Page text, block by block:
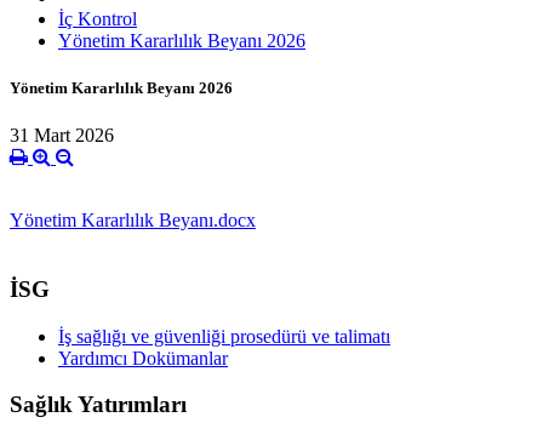
İç Kontrol
Yönetim Kararlılık Beyanı 2026
Yönetim Kararlılık Beyanı 2026
31 Mart 2026
Yönetim Kararlılık Beyanı.docx
İSG
İş sağlığı ve güvenliği prosedürü ve talimatı
Yardımcı Dokümanlar
Sağlık Yatırımları